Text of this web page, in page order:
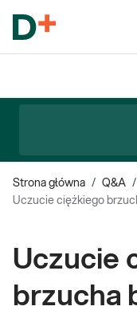
Strona główna / Q&A /
Uczucie ciężkiego
Uczucie
brzucha